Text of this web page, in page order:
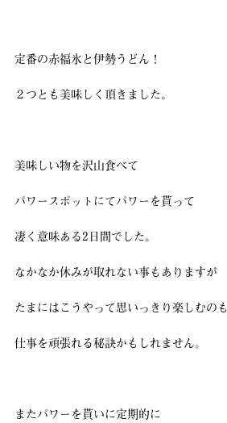
定番の赤福氷と伊勢うどん！
２つとも美味しく頂きました。
美味しい物を沢山食べて
パワースポットにてパワーを貰って
凄く意味ある2日間でした。
なかなか休みが取れない事もありますが
たまにはこうやって思いっきり楽しむのも
仕事を頑張れる秘訣かもしれません。
またパワーを貰いに定期的に